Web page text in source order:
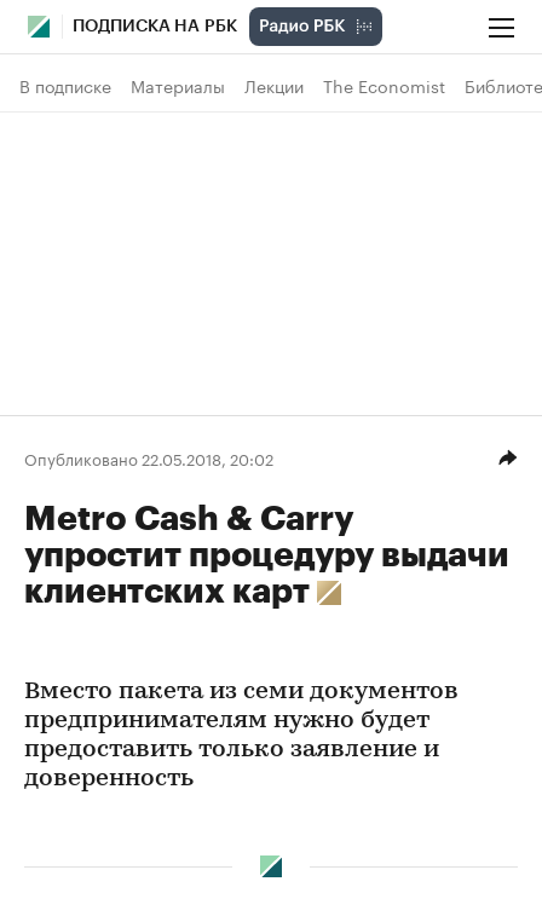
ПОДПИСКА НА РБК
В подписке Материалы Лекции The Economist
Опубликовано 22.05.2018, 20:02
Metro Cash & Carry
упростит процедуру выдачи
клиентских карт
Вместо пакета из семи документов
предпринимателям нужно будет
предоставить только заявление и
доверенность